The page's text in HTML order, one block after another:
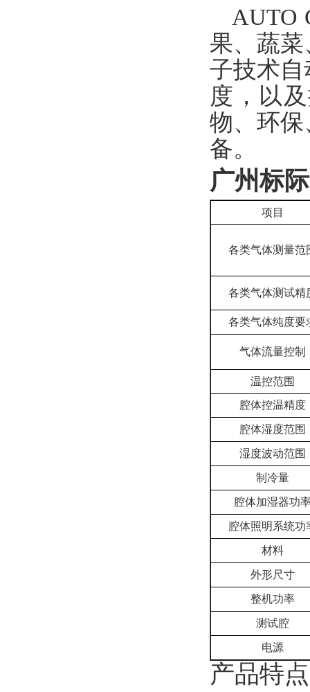
AUTO
果、蔬
子技术
度，以
物、环
备。
广州标
项目
各类气体测量范
各类气体测试精
各类气体纯度要
气体流量控制
温控范围
腔体控温精度
腔体湿度范围
湿度波动范围
制冷量
腔体加湿器功
腔体照明系统功
材料
外形尺寸
整机功率
测试腔
电源
产品特点